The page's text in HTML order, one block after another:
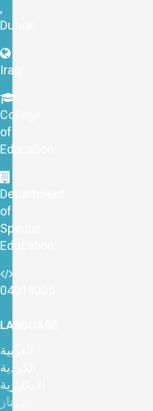
,
Duhok
Iraqi
College
of
Education
Department
of
Special
Education
04019005
LANGUAGE
العربية
الكردية
الانكليزية
(ممتاز